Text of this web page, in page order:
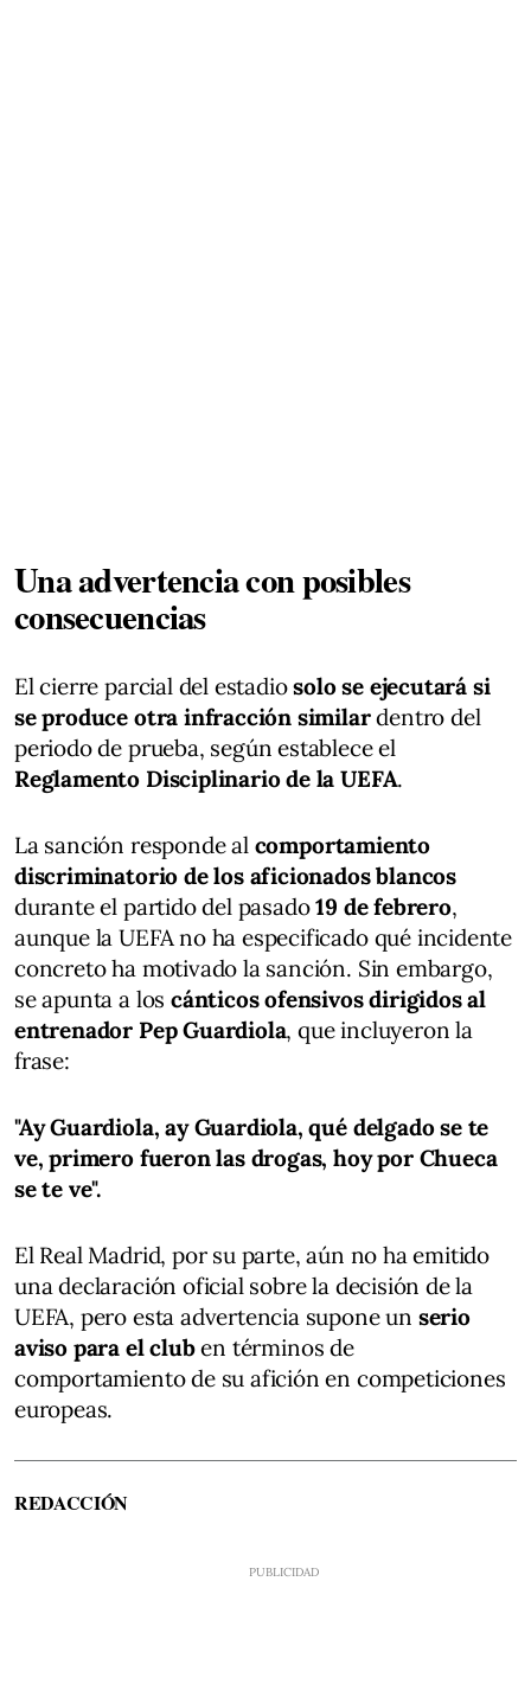
Una advertencia con posibles
consecuencias
El cierre parcial del estadiosolo se ejecutará si
se produce otra infracción similardentro del
periodo de prueba, según establece el
Reglamento Disciplinario de la UEFA.
La sanción responde al comportamiento
discriminatorio de los aficionados blancos
durante el partido del pasado19 de febrero,
aunque la UEFA no ha especificado qué incidente
concreto ha motivado la sanción. Sin embargo,
se apunta a los cánticos ofensivos dirigidos al
entrenador Pep Guardiola, que incluyeron la
frase:
"Ay Guardiola, ay Guardiola, qué delgado se te
ve, primero fueron las drogas, hoy por Chueca
se te ve".
El Real Madrid, por su parte, aún no ha emitido
una declaración oficial sobre la decisión de la
UEFA, pero esta advertencia supone un serio
aviso para el cluben términos de
comportamiento de su afición en competiciones
europeas.
REDACCIÓN